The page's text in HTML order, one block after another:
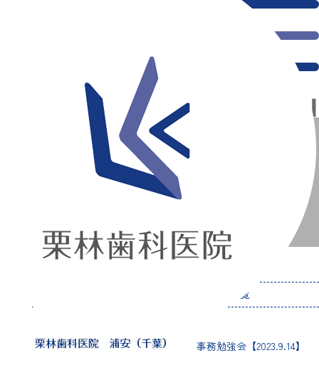
カテゴリー：「Blog」の記事一覧
事務勉強会【2023.9.14】